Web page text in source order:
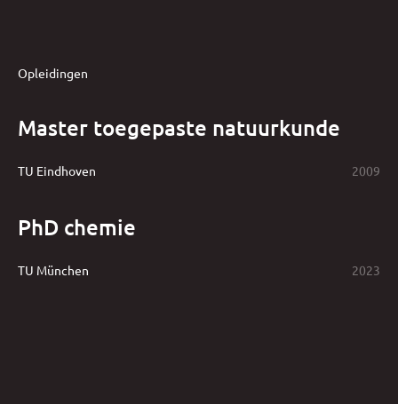
Opleidingen
Master toegepaste natuurkunde
TU Eindhoven 2009
PhD chemie
TU München 2023